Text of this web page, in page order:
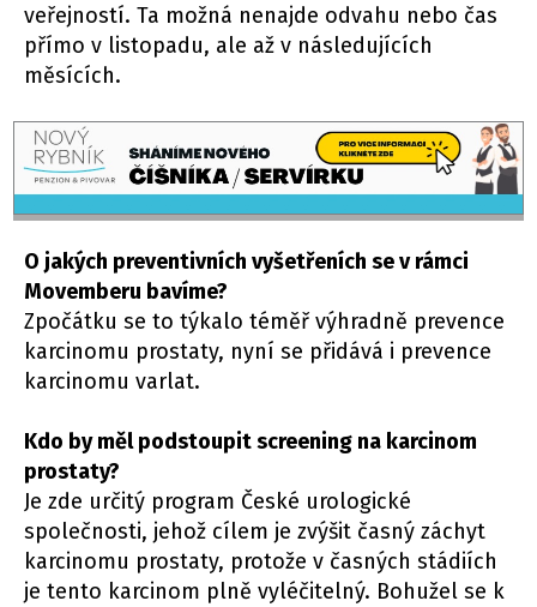
veřejností. Ta možná nenajde odvahu nebo čas
přímo v listopadu, ale až v následujících
měsících.
O jakých preventivních vyšetřeních se v rámci
Movemberu bavíme?
Zpočátku se to týkalo téměř výhradně prevence
karcinomu prostaty, nyní se přidává i prevence
karcinomu varlat.
Kdo by měl podstoupit screening na karcinom
prostaty?
Je zde určitý program České urologické
společnosti, jehož cílem je zvýšit časný záchyt
karcinomu prostaty, protože v časných stádiích
je tento karcinom plně vyléčitelný. Bohužel se k